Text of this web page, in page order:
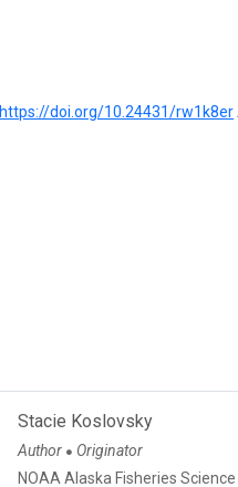
https://doi.org/10.24431/rw1k8er
Stacie Koslovsky
Author ● Originator
NOAA Alaska Fisheries